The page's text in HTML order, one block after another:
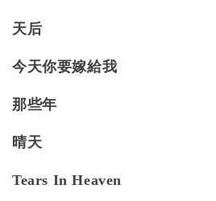
天后
今天你要嫁給我
那些年
晴天
Tears In Heaven